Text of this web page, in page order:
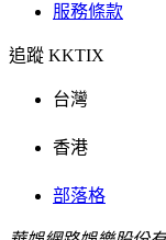
服務條款
追蹤 KKTIX
台灣
香港
部落格